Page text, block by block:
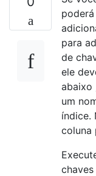
para
de
ele
abaixo
um
índice.
coluna